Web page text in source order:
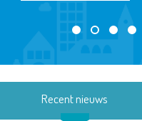
Recent nieuws